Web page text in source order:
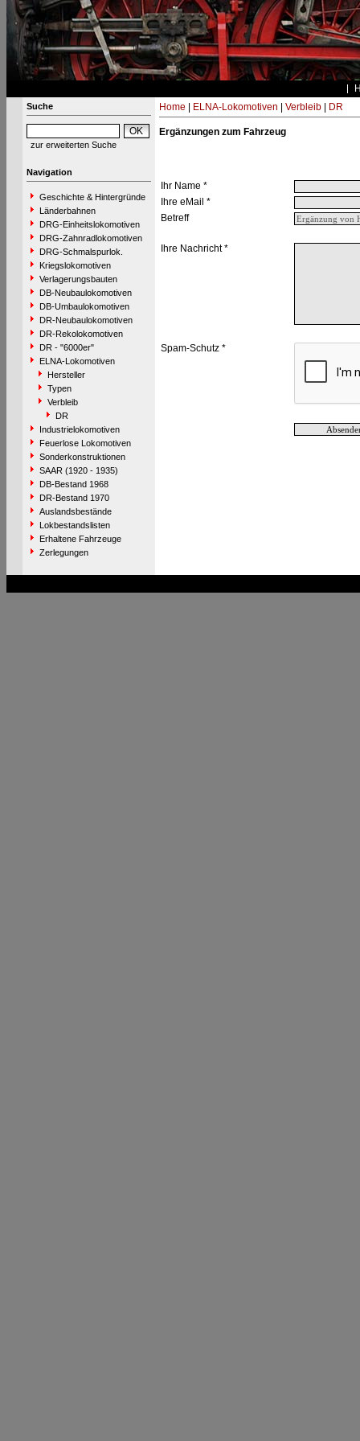
Suche
zur erweiterten Suche
Navigation
Geschichte & Hintergründe
Länderbahnen
DRG-Einheitslokomotiven
DRG-Zahnradlokomotiven
DRG-Schmalspurlok.
Kriegslokomotiven
Verlagerungsbauten
DB-Neubaulokomotiven
DB-Umbaulokomotiven
DR-Neubaulokomotiven
DR-Rekolokomotiven
DR - "6000er"
ELNA-Lokomotiven
Hersteller
Typen
Verbleib
DR
Industrielokomotiven
Feuerlose Lokomotiven
Sonderkonstruktionen
SAAR (1920 - 1935)
DB-Bestand 1968
DR-Bestand 1970
Auslandsbestände
Lokbestandslisten
Erhaltene Fahrzeuge
Zerlegungen
Home ELNA-Lokomotiven Verbleib| DR
Ergänzungen zum Fahrzeug
Ihr Name *
Ihre eMail *
Betreff
Ihre Nachricht *
Spam-Schutz *